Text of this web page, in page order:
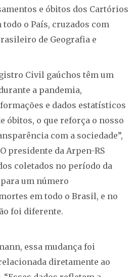
e óbitos dos Cartórios
o País, cruzados com
de Geografia e
Civil gaúchos têm um
a pandemia,
e dados estatísticos
óbitos, o que reforça o nosso
com a sociedade”,
presidente da Arpen-RS
coletados no período da
um número
em todo o Brasil, e no
foi diferente.
essa mudança foi
diretamente ao